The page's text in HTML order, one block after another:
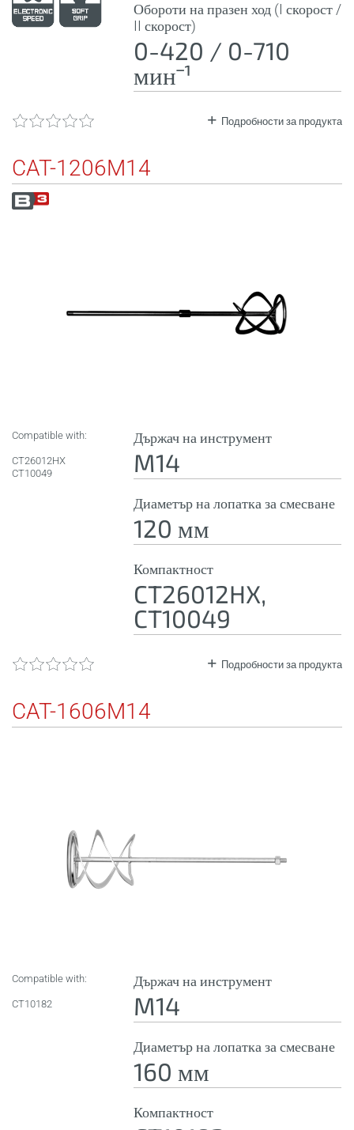
Обороти на празен ход (I скорост /
II скорост)
0-420 / 0-710
минˉ¹
Подробности за продукта
CAT-1206M14
Compatible with:
CT26012HX
CT10049
Държач на инструмент
M14
Диаметър на лопатка за смесване
120 мм
Компактност
CT26012HX,
CT10049
Подробности за продукта
CAT-1606M14
Compatible with:
CT10182
Държач на инструмент
M14
Диаметър на лопатка за смесване
160 мм
Компактност